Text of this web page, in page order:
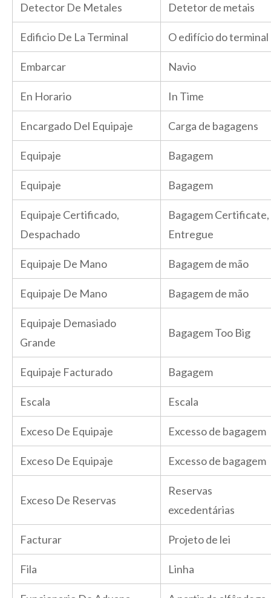
Detector De Metales Detetor de metais
Edificio De La Terminal O edifício do terminal
Embarcar Navio
En Horario In Time
Encargado Del Equipaje Carga de bagagens
Equipaje Bagagem
Equipaje Bagagem
Equipaje Certificado,
Despachado
Bagagem Certificate,
Entregue
Equipaje De Mano Bagagem de mão
Equipaje De Mano Bagagem de mão
Equipaje Demasiado
Grande
Bagagem Too Big
Equipaje Facturado Bagagem
Escala Escala
Exceso De Equipaje Excesso de bagagem
Exceso De Equipaje Excesso de bagagem
Exceso De Reservas
Reservas
excedentárias
Facturar Projeto de lei
Fila Linha